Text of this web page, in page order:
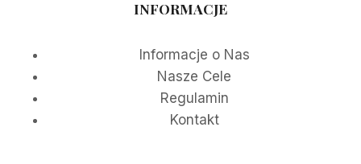
INFORMACJE
Informacje o Nas
Nasze Cele
Regulamin
Kontakt